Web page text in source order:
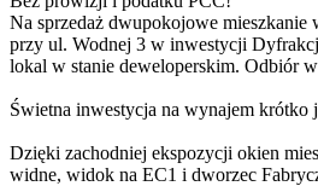
Na sprzedaż dwupokojowe mieszkanie
przy ul. Wodnej 3 w inwestycji
lokal w stanie deweloperskim. Odbiór
Świetna inwestycja na wynajem krótko
Dzięki zachodniej ekspozycji okien
widne, widok na EC1 i dworzec